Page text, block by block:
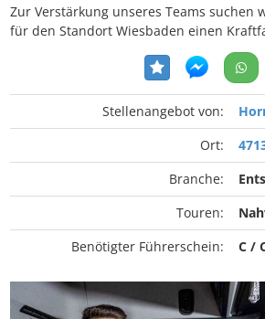
Zur Verstärkung unseres Teams suchen
für den Standort Wiesbaden einen
Stellenangebot von:
Ort:
Branche:
Touren:
Benötigter Führerschein:
C /